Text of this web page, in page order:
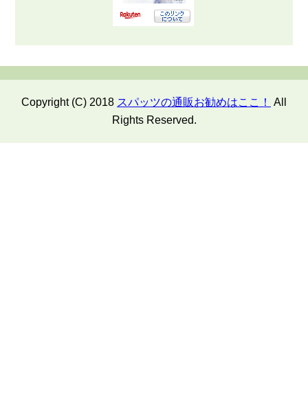
Copyright (C) 2018 スパッツの通販お勧めはここ！
All
Rights Reserved.